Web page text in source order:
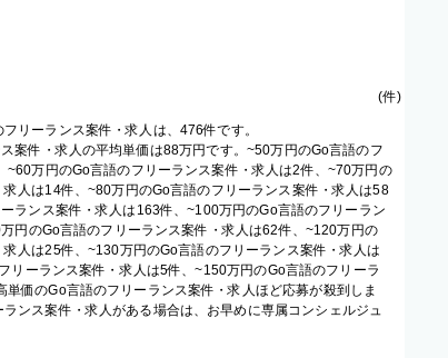
(件)
リーランス案件・求人は、476件です。
案件・求人の平均単価は88万円です。~50万円のGo言語のフ
~60万円のGo言語のフリーランス案件・求人は2件、~70万円の
人は14件、~80万円のGo言語のフリーランス案件・求人は58
ランス案件・求人は163件、~100万円のGo言語のフリーラン
円のGo言語のフリーランス案件・求人は62件、~120万円の
人は25件、~130万円のGo言語のフリーランス案件・求人は
リーランス案件・求人は5件、~150万円のGo言語のフリーラ
単価のGo言語のフリーランス案件・求人ほど応募が殺到しま
ンス案件・求人がある場合は、お早めに専属コンシェルジュ